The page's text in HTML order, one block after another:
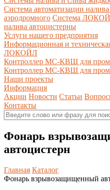
Система автоматизации
аэродромного Система
налива автоцистерны
Услуги нашего предприятия
Информационная и
ЛОКОЙЛ
Контроллер МС-КВШ для
Контроллер МС-КВШ для
Наши проекты
Информация
Акции Новости Статьи
Контакты
Фонарь
автоцистерн
Главная Каталог
Фонарь взрывозащищенный